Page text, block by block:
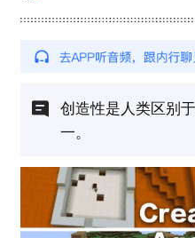
创造性是人类区别
一。